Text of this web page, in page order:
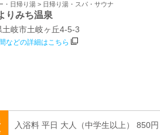
・日帰り湯 > 日帰り湯・スパ・サウナ
りみち温泉
岐市土岐ヶ丘4‐5‐3
などの詳細はこちら
入浴料 平日 大人（中学生以上） 850